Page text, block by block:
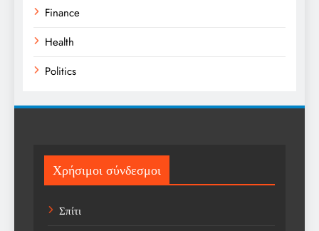
Finance
Health
Politics
Sports
Technology
Trending
Χρήσιμοι σύνδεσμοι
Σπίτι